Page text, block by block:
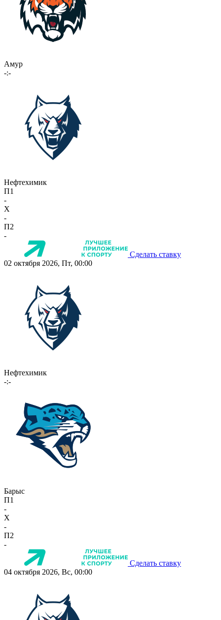
Амур
-:-
Нефтехимик
П1
-
X
-
П2
-
Сделать ставку
02 октября 2026, Пт, 00:00
Нефтехимик
-:-
Барыс
П1
-
X
-
П2
-
Сделать ставку
04 октября 2026, Вс, 00:00